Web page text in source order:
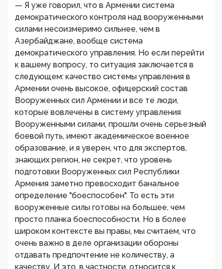
— Я уже говорил, что в Армении система
демократического контроля над вооруженными
силами несоизмеримо сильнее, чем в
Азербайджане, вообще система
демократического управления. Но если перейти
к вашему вопросу, то ситуация заключается в
следующем: качество системы управления в
Армении очень высокое, офицерский состав
Вооруженных сил Армении и все те люди,
которые вовлечены в систему управления
Вооруженными силами, прошли очень серьезный
боевой путь, имеют академическое военное
образование, и я уверен, что для экспертов,
знающих регион, не секрет, что уровень
подготовки Вооруженных сил Республики
Армения заметно превосходит банальное
определение "боеспособен". То есть эти
вооруженные силы готовы на большее, чем
просто планка боеспособности. Но в более
широком контексте вы правы, мы считаем, что
очень важно в деле организации обороны
отдавать предпочтение не количеству, а
качеству. И это, в частности, относится к